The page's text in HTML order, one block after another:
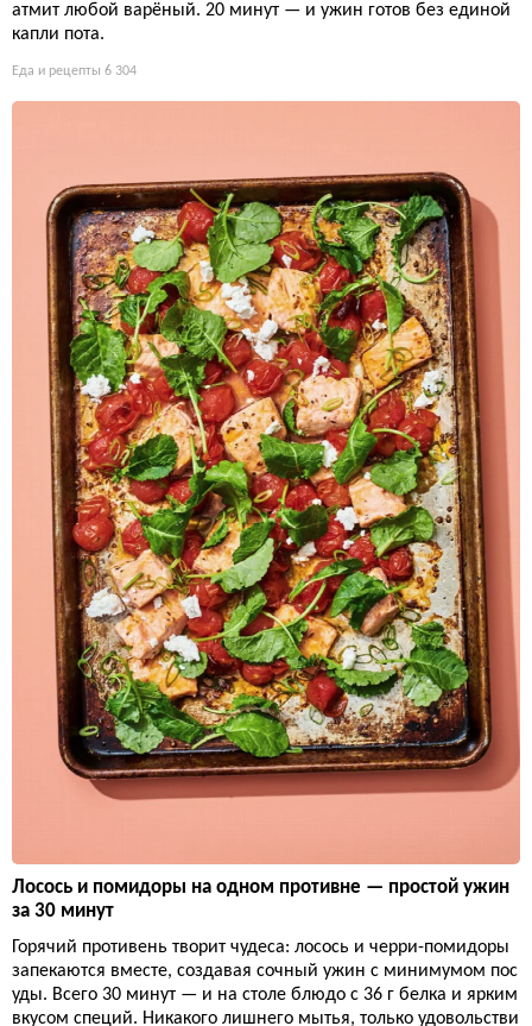
атмит любой варёный. 20 минут — и ужин готов без единой
капли пота.
Еда и рецепты 6 304
Лосось и помидоры на одном противне — простой ужин
за 30 минут
Горячий противень творит чудеса: лосось и черри-помидоры
запекаются вместе, создавая сочный ужин с минимумом пос
уды. Всего 30 минут — и на столе блюдо с 36 г белка и ярким
вкусом специй. Никакого лишнего мытья, только удовольстви